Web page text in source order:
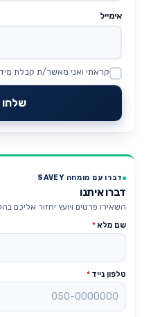
אימייל
Website
קראתי ואני מאשר/ת קבלת מידע
שלחו
דברו עם מומחה SAVEY
דברו איתנו
השאירו פרטים ויועץ יחזור אליכם
שם מלא*
טלפון נייד *